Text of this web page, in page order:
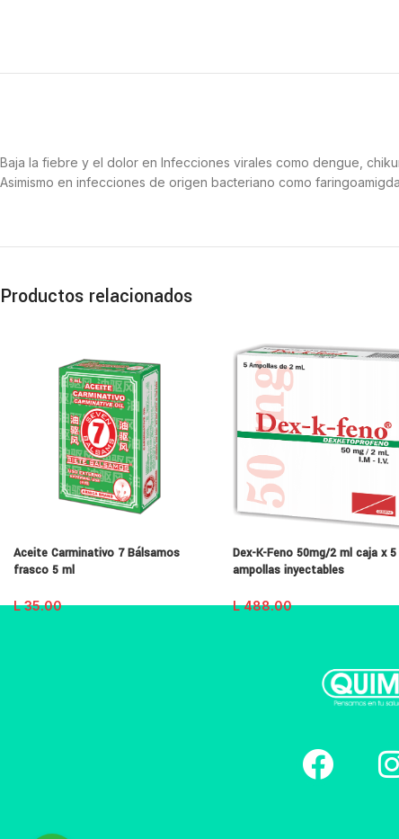
Baja la fiebre y el dolor en Infecciones virales como dengue,
Asimismo en infecciones de origen bacteriano como
Productos relacionados
Aceite Carminativo 7 Bálsamos
frasco 5 ml
L35.00
Dex-K-Feno 50mg/2 ml caja x 5
ampollas inyectables
L488.00